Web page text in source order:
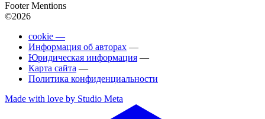
Footer Mentions
©2026
cookie —
Информация об авторах —
Юридическая информация —
Карта сайта —
Политика конфиденциальности
Made with love by Studio Meta